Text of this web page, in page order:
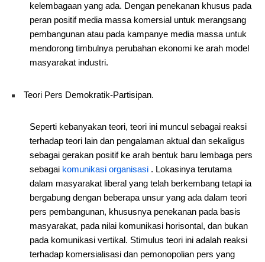
kelembagaan yang ada. Dengan penekanan khusus pada
peran positif media massa komersial untuk merangsang
pembangunan atau pada kampanye media massa untuk
mendorong timbulnya perubahan ekonomi ke arah model
masyarakat industri.
Teori Pers Demokratik-Partisipan.
Seperti kebanyakan teori, teori ini muncul sebagai reaksi
terhadap teori lain dan pengalaman aktual dan sekaligus
sebagai gerakan positif ke arah bentuk baru lembaga pers
sebagai komunikasi organisasi . Lokasinya terutama
dalam masyarakat liberal yang telah berkembang tetapi ia
bergabung dengan beberapa unsur yang ada dalam teori
pers pembangunan, khususnya penekanan pada basis
masyarakat, pada nilai komunikasi horisontal, dan bukan
pada komunikasi vertikal. Stimulus teori ini adalah reaksi
terhadap komersialisasi dan pemonopolian pers yang